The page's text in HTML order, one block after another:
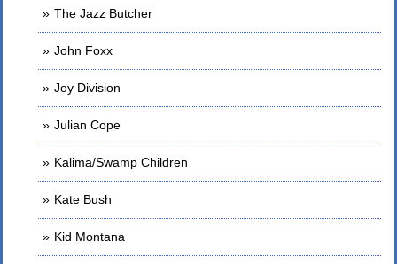
The Jazz Butcher
John Foxx
Joy Division
Julian Cope
Kalima/Swamp Children
Kate Bush
Kid Montana